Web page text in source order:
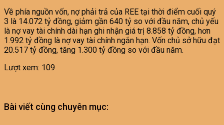
Về phía nguồn vốn, nợ phải trả của REE tại thời điểm cuối quý
3 là 14.072 tỷ đồng, giảm gần 640 tỷ so với đầu năm, chủ yếu
là nợ vay tài chính dài hạn ghi nhận giá trị 8.858 tỷ đồng, hơn
1.992 tỷ đồng là nợ vay tài chính ngắn hạn. Vốn chủ sở hữu đạt
20.517 tỷ đồng, tăng 1.300 tỷ đồng so với đầu năm.
Lượt xem: 109
Bài viết cùng chuyên mục: